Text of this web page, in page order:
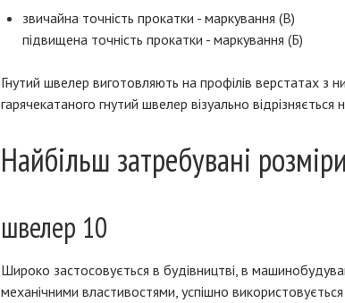
звичайна точність прокатки - маркування (В)
підвищена точність прокатки - маркування (Б)
Гнутий швелер виготовляють на профілів верстатах з
гарячекатаного гнутий швелер візуально
Найбільш затребувані
швелер 10
Широко застосовується в будівництві, в
механічними властивостями, успішно